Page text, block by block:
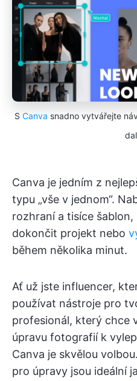
S Canva snadno vytvářejte
Canva je jedním z
typu „vše v jednom“.
rozhraní a tisíce
dokončit projekt nebo
během několika minut.
Ať už jste influencer,
používat nástroje pro
profesionál, který chce
úpravu fotografií k
Canva je skvělou
pro úpravy jsou ideální